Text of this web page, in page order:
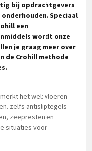
bij opdrachtgevers
Speciaal
een
wordt onze
je graag meer over
de Crohill methode
het wel: vloeren
zelfs antisliptegels
zeepresten en
situaties voor